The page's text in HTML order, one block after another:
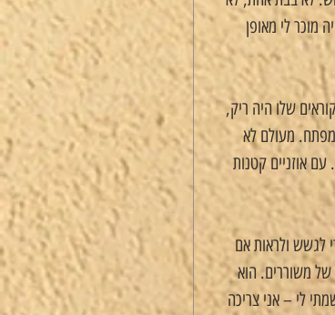
מוכר לי מאופן
שלו היה ריק,
מפתח. מעולם לא
אוזניים קטנות
לגשש ולראות אם
של משוררים. הוא
לי – אני צריכה